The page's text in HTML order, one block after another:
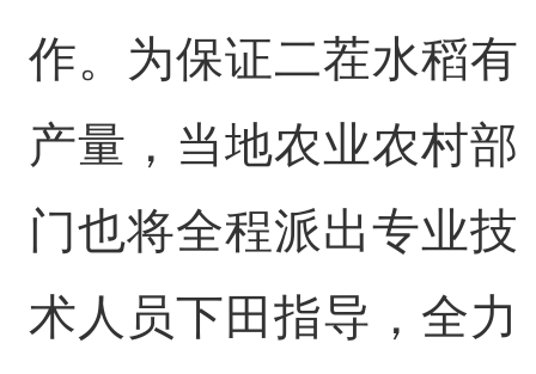
作。为保证二茬水稻有
产量，当地农业农村部
门也将全程派出专业技
术人员下田指导，全力